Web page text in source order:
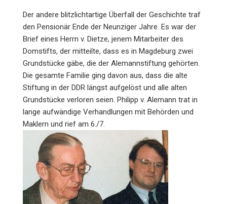
Der andere blitzlichtartige Überfall der Geschichte traf
den Pensionär Ende der Neunziger Jahre. Es war der
Brief eines Herrn v. Dietze, jenem Mitarbeiter des
Domstifts, der mitteilte, dass es in Magdeburg zwei
Grundstücke gäbe, die der Alemannstiftung gehörten.
Die gesamte Familie ging davon aus, dass die alte
Stiftung in der DDR längst aufgelöst und alle alten
Grundstücke verloren seien. Philipp v. Alemann trat in
lange aufwändige Verhandlungen mit Behörden und
Maklern und rief am 6./7.